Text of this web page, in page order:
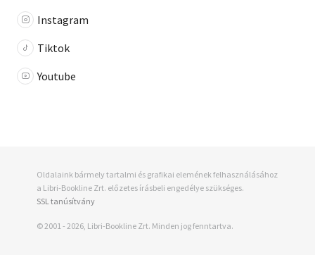
Instagram
Tiktok
Youtube
Oldalaink bármely tartalmi és grafikai elemének felhasználásához
a Libri-Bookline Zrt. előzetes írásbeli engedélye szükséges.
SSL tanúsítvány
© 2001 - 2026, Libri-Bookline Zrt. Minden jog fenntartva.